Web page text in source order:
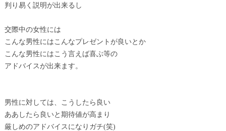
判り易く説明が出来るし
交際中の女性には
こんな男性にはこんなプレゼントが良いとか
こんな男性にはこう言えば喜ぶ等の
アドバイスが出来ます。
男性に対しては、こうしたら良い
ああしたら良いと期待値が高まり
厳しめのアドバイスになりガチ(笑)